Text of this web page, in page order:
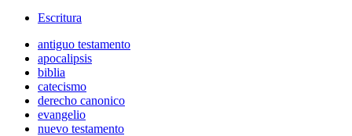
Escritura
antiguo testamento
apocalipsis
biblia
catecismo
derecho canonico
evangelio
nuevo testamento